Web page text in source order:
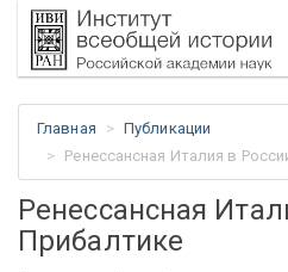
Главная
Публикации
Ренессансная Италия в
Ренессансная
Прибалтике